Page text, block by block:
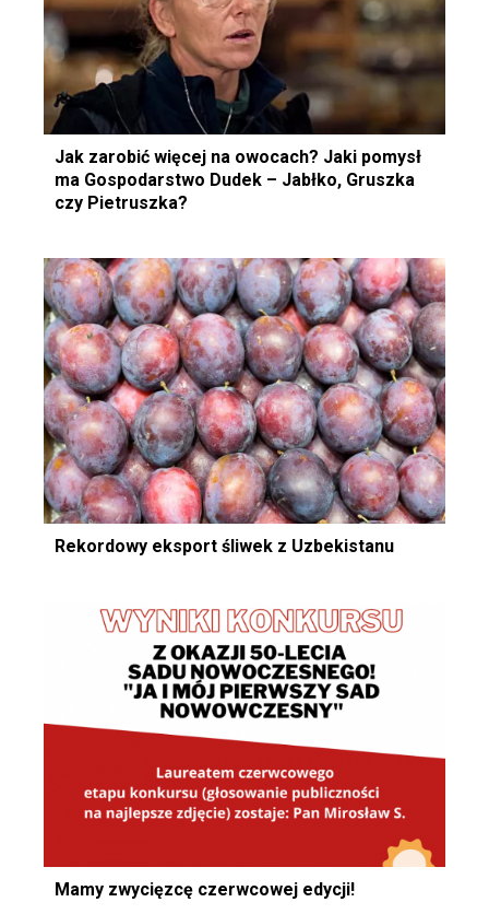
Jak zarobić więcej na owocach? Jaki pomysł
ma Gospodarstwo Dudek – Jabłko, Gruszka
czy Pietruszka?
Rekordowy eksport śliwek z Uzbekistanu
Mamy zwycięzcę czerwcowej edycji!